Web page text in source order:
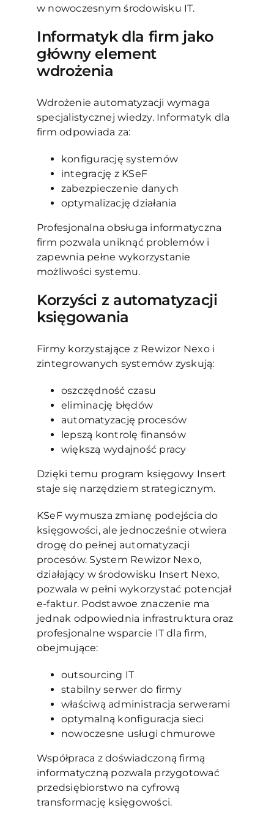
w nowoczesnym środowisku IT.
Informatyk dla firm jako
główny element
wdrożenia
Wdrożenie automatyzacji wymaga
specjalistycznej wiedzy. Informatyk dla
firm odpowiada za:
konfigurację systemów
integrację z KSeF
zabezpieczenie danych
optymalizację działania
Profesjonalna obsługa informatyczna
firm pozwala uniknąć problemów i
zapewnia pełne wykorzystanie
możliwości systemu.
Korzyści z automatyzacji
księgowania
Firmy korzystające z Rewizor Nexo i
zintegrowanych systemów zyskują:
oszczędność czasu
eliminację błędów
automatyzację procesów
lepszą kontrolę finansów
większą wydajność pracy
Dzięki temu program księgowy Insert
staje się narzędziem strategicznym.
KSeF wymusza zmianę podejścia do
księgowości, ale jednocześnie otwiera
drogę do pełnej automatyzacji
procesów. System Rewizor Nexo,
działający w środowisku Insert Nexo,
pozwala w pełni wykorzystać potencjał
e-faktur. Podstawoe znaczenie ma
jednak odpowiednia infrastruktura oraz
profesjonalne wsparcie IT dla firm,
obejmujące:
outsourcing IT
stabilny serwer do firmy
właściwą administracja serwerami
optymalną konfiguracja sieci
nowoczesne usługi chmurowe
Współpraca z doświadczoną firmą
informatyczną pozwala przygotować
przedsiębiorstwo na cyfrową
transformację księgowości.